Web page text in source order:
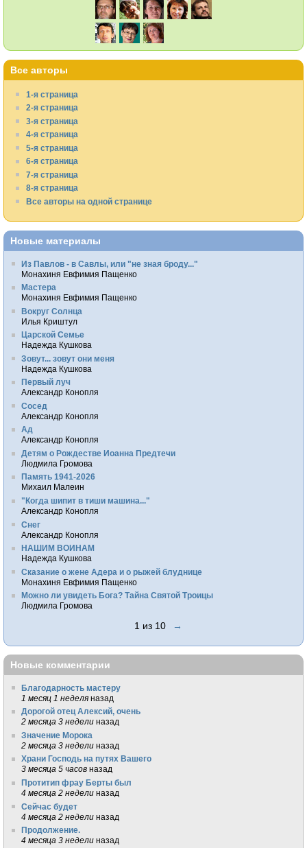
Все авторы
1-я страница
2-я страница
3-я страница
4-я страница
5-я страница
6-я страница
7-я страница
8-я страница
Все авторы на одной странице
Новые материалы
Из Павлов - в Савлы, или "не зная броду..."
Монахиня Евфимия Пащенко
Мастера
Монахиня Евфимия Пащенко
Вокруг Солнца
Илья Криштул
Царской Семье
Надежда Кушкова
Зовут... зовут они меня
Надежда Кушкова
Первый луч
Александр Конопля
Сосед
Александр Конопля
Ад
Александр Конопля
Детям о Рождестве Иоанна Предтечи
Людмила Громова
Память 1941-2026
Михаил Малеин
"Когда шипит в тиши машина..."
Александр Конопля
Снег
Александр Конопля
НАШИМ ВОИНАМ
Надежда Кушкова
Сказание о жене Адера и о рыжей блуднице
Монахиня Евфимия Пащенко
Можно ли увидеть Бога? Тайна Святой Троицы
Людмила Громова
1 из 10 →
Новые комментарии
Благодарность мастеру
1 месяц 1 неделя назад
Дорогой отец Алексий, очень
2 месяца 3 недели назад
Значение Морока
2 месяца 3 недели назад
Храни Господь на путях Вашего
3 месяца 5 часов назад
Протитип фрау Берты был
4 месяца 2 недели назад
Сейчас будет
4 месяца 2 недели назад
Продолжение.
4 месяца 3 недели назад